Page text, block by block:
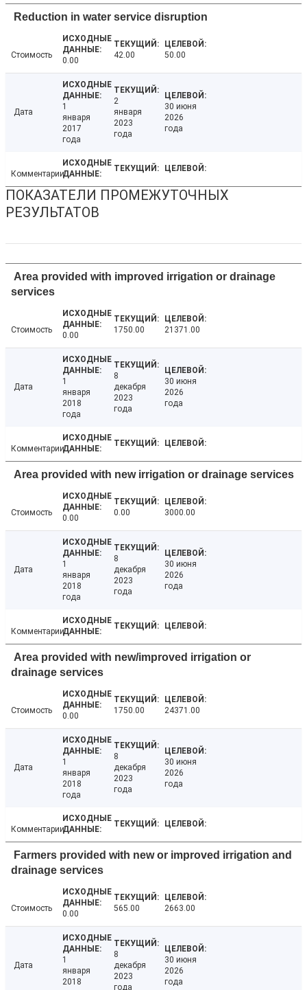
Reduction in water service disruption
Стоимость
0.00
42.00 50.00
Дата
1
января
2017
года
2
января
2023
года
30 июня
2026
года
Комментарии
ПОКАЗАТЕЛИ ПРОМЕЖУТОЧНЫХ
РЕЗУЛЬТАТОВ
Area provided with improved irrigation or drainage
services
Стоимость
0.00
1750.00 21371.00
Дата
1
января
2018
года
8
декабря
2023
года
30 июня
2026
года
Комментарии
Area provided with new irrigation or drainage services
Стоимость
0.00
0.00 3000.00
Дата
1
января
2018
года
8
декабря
2023
года
30 июня
2026
года
Комментарии
Area provided with new/improved irrigation or
drainage services
Стоимость
0.00
1750.00 24371.00
Дата
1
января
2018
года
8
декабря
2023
года
30 июня
2026
года
Комментарии
Farmers provided with new or improved irrigation and
drainage services
Стоимость
0.00
565.00 2663.00
Дата
1
января
2018
8
декабря
2023
года
30 июня
2026
года